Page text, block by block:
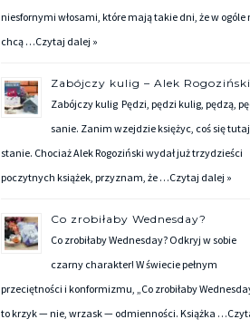
niesfornymi włosami, które mają takie dni, że w ogóle
chcą …Czytaj dalej »
Zabójczy kulig – Alek Rogoziński
Zabójczy kulig Pędzi, pędzi kulig, pędzą,
sanie. Zanim wzejdzie księżyc, coś się tutaj
stanie. Chociaż Alek Rogoziński wydał już trzydzieści
poczytnych książek, przyznam, że …Czytaj dalej »
Co zrobiłaby Wednesday?
Co zrobiłaby Wednesday? Odkryj w sobie
czarny charakter! W świecie pełnym
przeciętności i konformizmu, „Co zrobiłaby
to krzyk — nie, wrzask — odmienności. Książka …